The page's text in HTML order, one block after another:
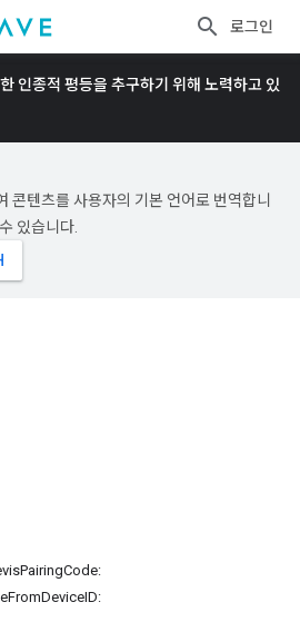
로그인
인종적 평등을 추구하기 위해 노력하고 있
콘텐츠를 사용자의 기본 언어로 번역합니
있습니다.